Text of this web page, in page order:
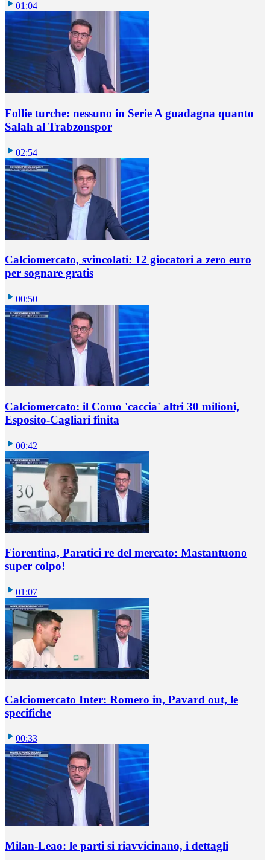
01:04
Follie turche: nessuno in Serie A guadagna quanto
Salah al Trabzonspor
02:54
Calciomercato, svincolati: 12 giocatori a zero euro
per sognare gratis
00:50
Calciomercato: il Como 'caccia' altri 30 milioni,
Esposito-Cagliari finita
00:42
Fiorentina, Paratici re del mercato: Mastantuono
super colpo!
01:07
Calciomercato Inter: Romero in, Pavard out, le
specifiche
00:33
Milan-Leao: le parti si riavvicinano, i dettagli